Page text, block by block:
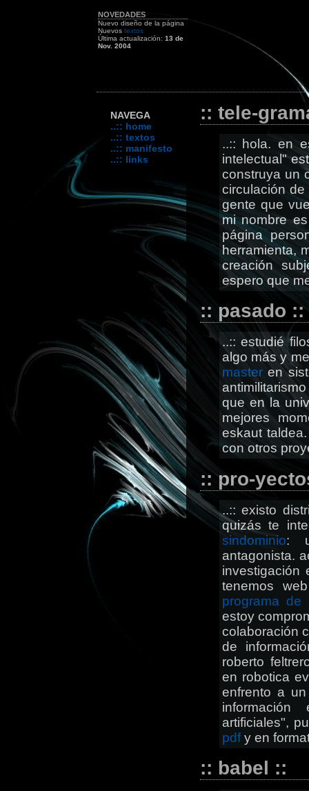
NOVEDADES
Nuevo diseño de la página
Nuevos textos
Última actualización: 13 de
Nov. 2004
NAVEGA
..:: home
..:: textos
..:: manifesto
..:: links
:: tele-
..:: hola. en
intelectual"
construya un
circulación
gente que
mi nombre
página
herramienta,
creación
espero que
:: pasado ::
..:: estudié
algo más y
masteren
que en la
mejores
eskaut
con otros
:: pro-
..:: existo
quizás te
sindominio:
antagonista.
investigación
tenemos
programa de
estoy
colaboración
de
roberto
en robotica
enfrento a
artificiales",
pdfy en
:: babel ::